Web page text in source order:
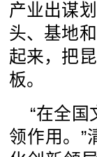
产业出谋
头、基地
起来，把
板。
“在全
领作用。”